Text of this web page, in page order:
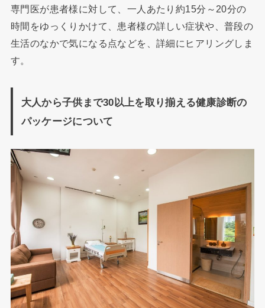
専門医が患者様に対して、一人あたり約15分～20分の
時間をゆっくりかけて、患者様の詳しい症状や、普段の
生活のなかで気になる点などを、詳細にヒアリングしま
す。
大人から子供まで30以上を取り揃える健康診断の
パッケージについて